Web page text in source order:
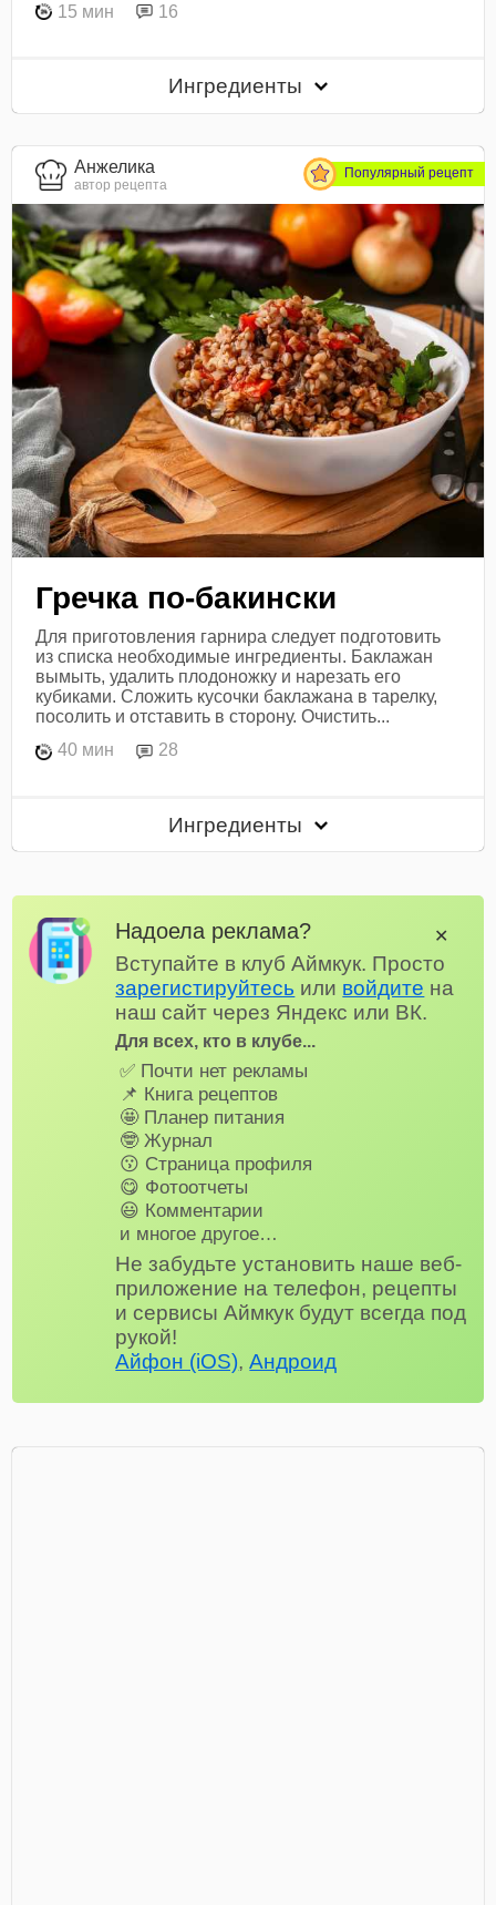
15 мин
16
Ингредиенты
Анжелика
автор рецепта
Популярный рецепт
Гречка по-бакински
Для приготовления гарнира следует подготовить
из списка необходимые ингредиенты. Баклажан
вымыть, удалить плодоножку и нарезать его
кубиками. Сложить кусочки баклажана в тарелку,
посолить и отставить в сторону. Очистить...
40 мин
28
Ингредиенты
Надоела реклама?
Вступайте в клуб Аймкук. Просто
зарегистируйтесь или войдите на
наш сайт через Яндекс или ВК.
Для всех, кто в клубе...
✅ Почти нет рекламы
📌 Книга рецептов
🤩 Планер питания
🤓 Журнал
😗 Страница профиля
😋 Фотоотчеты
😃 Комментарии
и многое другое…
Не забудьте установить наше веб-
приложение на телефон, рецепты
и сервисы Аймкук будут всегда под
рукой!
Айфон (iOS),Андроид
✕